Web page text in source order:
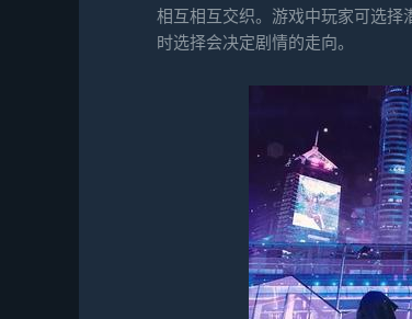
相互相互交织。游戏中玩家可选择
时选择会决定剧情的走向。